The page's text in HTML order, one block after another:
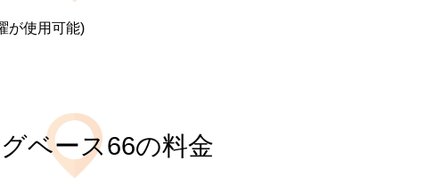
が使用可能)
ベース66の料金